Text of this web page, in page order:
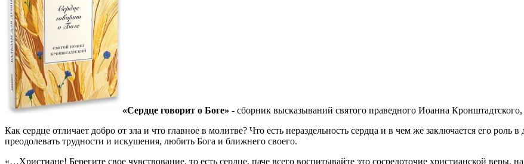
«Сердце говорит о Боге» - сборник высказываний святого праведного Иоанна
Как сердце отличает добро от зла и что главное в молитве? Что есть нераздельность сердца и в чем же заключается его
преодолевать трудности и искушения, любить Бога и ближнего своего.
«…Христиане! Берегите свое чувствование, то есть сердце, паче всего воспитывайте это сосредоточие христианской